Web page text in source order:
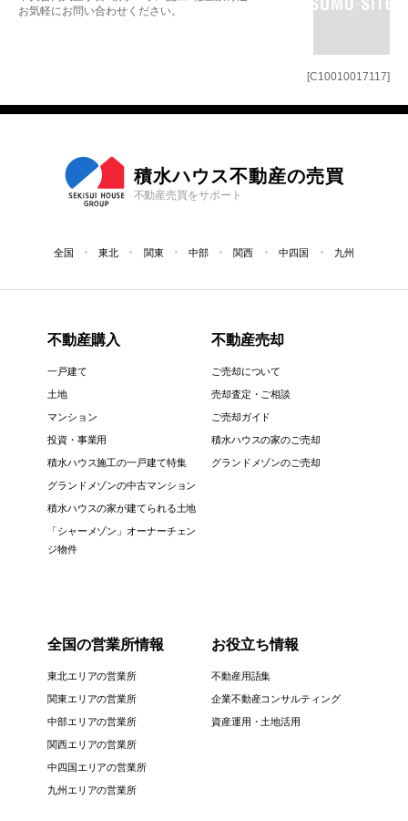
[C10010017117]
お気軽にお問い合わせください。
積水ハウス不動産の売買
不動産売買をサポート
全国 東北 関東 中部 関西 中四国 九州
不動産購入
一戸建て
土地
マンション
投資・事業用
積水ハウス施工の一戸建て特集
グランドメゾンの中古マンション
積水ハウスの家が建てられる土地
「シャーメゾン」オーナーチェン
ジ物件
不動産売却
ご売却について
売却査定・ご相談
ご売却ガイド
積水ハウスの家のご売却
グランドメゾンのご売却
全国の営業所情報
東北エリアの営業所
関東エリアの営業所
中部エリアの営業所
関西エリアの営業所
中四国エリアの営業所
九州エリアの営業所
お役立ち情報
不動産用語集
企業不動産コンサルティング
資産運用・土地活用